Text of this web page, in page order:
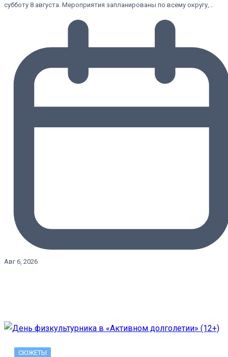
субботу 8 августа. Мероприятия запланированы по всему округу,…
Авг 6, 2026
СЮЖЕТЫ